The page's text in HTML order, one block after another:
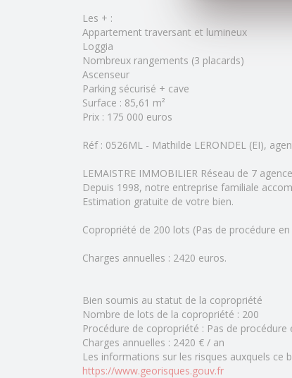
Les + :
Appartement traversant et lumineux
Loggia
Nombreux rangements (3 placards)
Ascenseur
Parking sécurisé + cave
Surface : 85,61 m²
Prix : 175 000 euros
Réf : 0526ML - Mathilde LERONDEL (EI),
LEMAISTRE IMMOBILIER Réseau de 7
Depuis 1998, notre entreprise familiale
Estimation gratuite de votre bien.
Copropriété de 200 lots (Pas de procédure en
Charges annuelles : 2420 euros.
Bien soumis au statut de la copropriété
Nombre de lots de la copropriété : 200
Procédure de copropriété : Pas de procédure
Charges annuelles : 2420 € / an
Les informations sur les risques auxquels ce
https://www.georisques.gouv.fr